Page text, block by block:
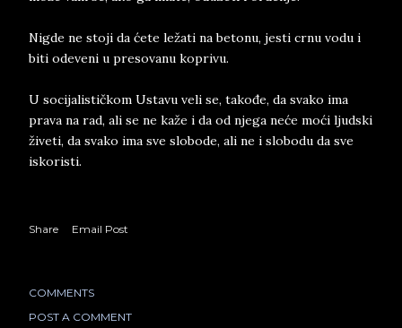
Nigde ne stoji da ćete ležati na betonu, jesti crnu vodu i
biti odeveni u presovanu koprivu.
U socijalističkom Ustavu veli se, takođe, da svako ima
prava na rad, ali se ne kaže i da od njega neće moći ljudski
živeti, da svako ima sve slobode, ali ne i slobodu da sve
iskoristi.
Share Email Post
COMMENTS
POST A COMMENT